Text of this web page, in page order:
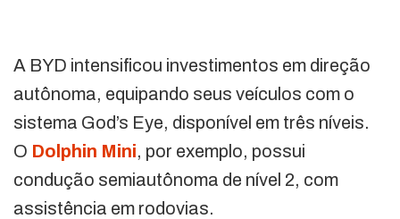
A BYD intensificou investimentos em direção
autônoma, equipando seus veículos com o
sistema God’s Eye, disponível em três níveis.
O Dolphin Mini, por exemplo, possui
condução semiautônoma de nível 2, com
assistência em rodovias.